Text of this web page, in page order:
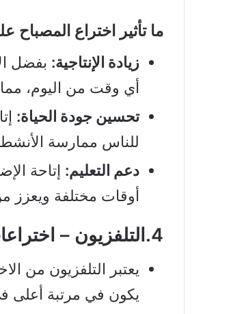
ما تأثير اختراع المصباح
زيادة الإنتاجية: بفضل
أي وقت من اليوم، مما
تحسين جودة الحياة:
للناس ممارسة
دعم التعليم: إتاحة
أوقات مختلفة ويعزز
4.التلفزيون – اختراعات حديثة غيّرت العالم
يعتبر التلفزيون من
يكون في مرتبة أعلى